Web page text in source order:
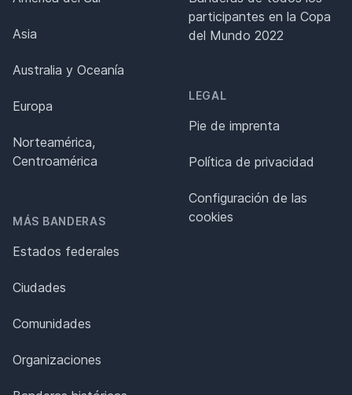
Asia
Australia y Oceanía
Europa
Norteamérica,
Centroamérica
MÁS BANDERAS
Estados federales
Ciudades
Comunidades
Organizaciones
participantes en la Copa
del Mundo 2022
LEGAL
Pie de imprenta
Política de privacidad
Configuración de las
cookies